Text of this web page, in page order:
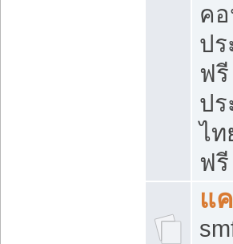
ค
ปร
ฟ
ปร
ไท
ฟรี
แ